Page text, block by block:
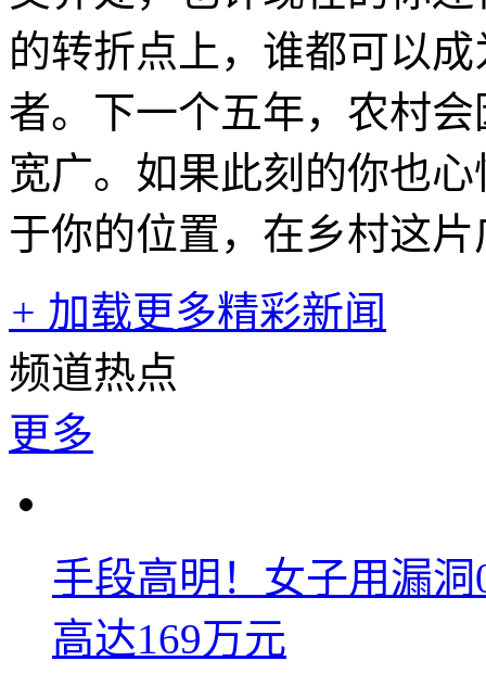
的转折点上，谁都可以
者。下一个五年，农村
宽广。如果此刻的你也
于你的位置，在乡村这
+ 加载更多精彩新闻
频道热点
更多
手段高明！女子用漏
高达169万元